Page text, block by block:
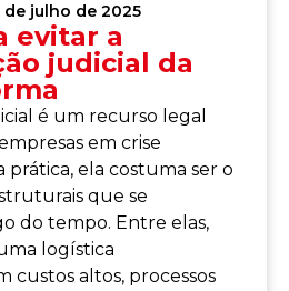
de julho de 2025
evitar a
judicial da
é um recurso legal
em crise
prática, ela costuma ser o
que se
do tempo. Entre elas,
logística
custos altos, processos